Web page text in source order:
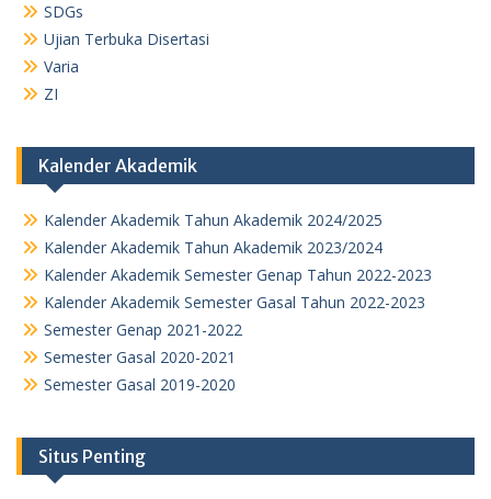
SDGs
Ujian Terbuka Disertasi
Varia
ZI
Kalender Akademik
Kalender Akademik Tahun Akademik 2024/2025
Kalender Akademik Tahun Akademik 2023/2024
Kalender Akademik Semester Genap Tahun 2022-2023
Kalender Akademik Semester Gasal Tahun 2022-2023
Semester Genap 2021-2022
Semester Gasal 2020-2021
Semester Gasal 2019-2020
Situs Penting